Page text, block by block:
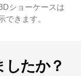
ショーケースは
できます。
したか？